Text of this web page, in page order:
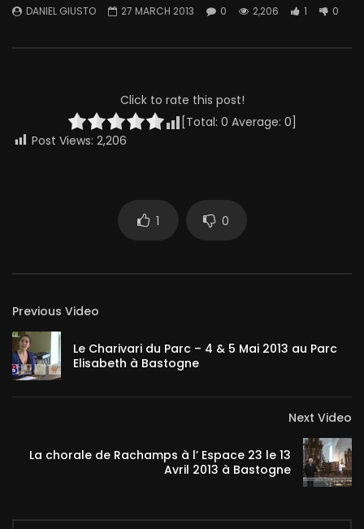
DANIEL GIUSTO 27 MARCH 2013 0 2,206 1 0
Click to rate this post!
[Total: 0 Average: 0]
Post Views: 2,206
1 0
Previous Video
Le Charivari du Parc – 4 & 5 Mai 2013 au Parc
Elisabeth à Bastogne
Next Video
La chorale de Rachamps à l’ Espace 23 le 13
Avril 2013 à Bastogne